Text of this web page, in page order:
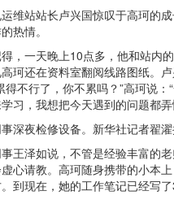
站站长卢兴国惊叹于高珂的成
热情。
一天晚上10点多，他和站内的
珂还在资料室翻阅线路图纸。
得不行了，你不累吗？”高珂说：
习，我想把今天遇到的问题都弄
夜检修设备。新华社记者翟
泽如说，不管是经验丰富的老
心请教。高珂随身携带的小本
到现在，她的工作笔记已经写